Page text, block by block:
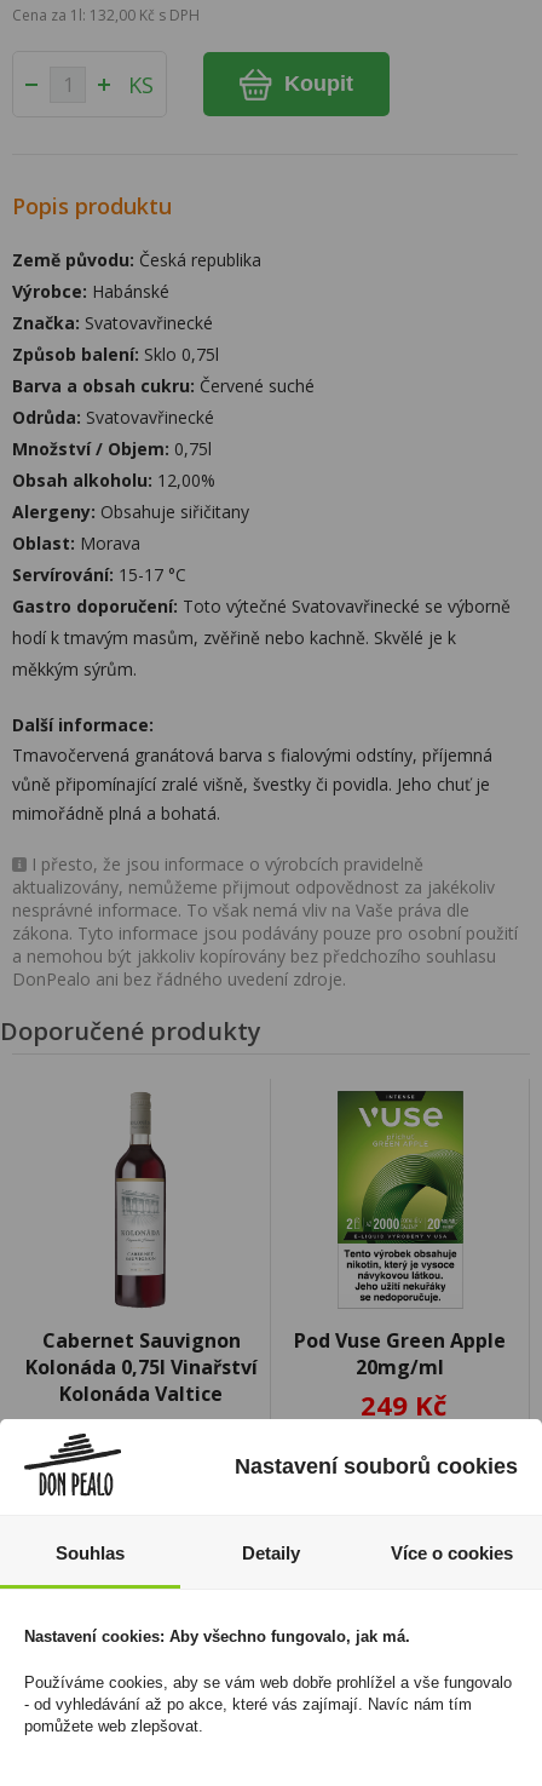
Cena za 1l: 132,00 Kč s DPH
KS Koupit
Popis produktu
Země původu: Česká republika
Výrobce: Habánské
Značka: Svatovavřinecké
Způsob balení: Sklo 0,75l
Barva a obsah cukru: Červené suché
Odrůda: Svatovavřinecké
Množství / Objem: 0,75l
Obsah alkoholu: 12,00%
Alergeny: Obsahuje siřičitany
Oblast: Morava
Servírování: 15-17 °C
Gastro doporučení: Toto výtečné Svatovavřinecké se výborně
hodí k tmavým masům, zvěřině nebo kachně. Skvělé je k
měkkým sýrům.
Další informace:
Tmavočervená granátová barva s fialovými odstíny, příjemná
vůně připomínající zralé višně, švestky či povidla. Jeho chuť je
mimořádně plná a bohatá.
I přesto, že jsou informace o výrobcích pravidelně
aktualizovány, nemůžeme přijmout odpovědnost za jakékoliv
nesprávné informace. To však nemá vliv na Vaše práva dle
zákona. Tyto informace jsou podávány pouze pro osobní použití
a nemohou být jakkoliv kopírovány bez předchozího souhlasu
DonPealo ani bez řádného uvedení zdroje.
Doporučené produkty
Cabernet Sauvignon
Kolonáda 0,75l Vinařství
Kolonáda Valtice
100 Kč
Cena za:
Skladem:
Pod Vuse Green Apple
20mg/ml
249 Kč
Skladem:50 - 100 ks
akce
Nastavení souborů cookies
Souhlas Detaily Více o cookies
Nastavení cookies: Aby všechno fungovalo, jak má.
Používáme cookies, aby se vám web dobře prohlížel a vše fungovalo
- od vyhledávání až po akce, které vás zajímají. Navíc nám tím
pomůžete web zlepšovat.